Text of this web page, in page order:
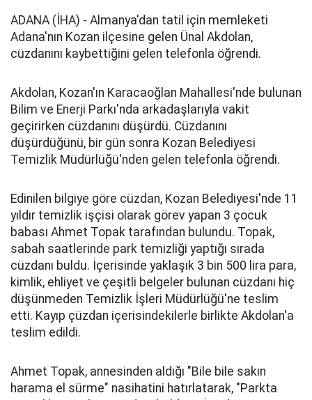
ADANA (İHA) - Almanya'dan tatil için memleketi
Adana'nın Kozan ilçesine gelen Ünal Akdolan,
cüzdanını kaybettiğini gelen telefonla öğrendi.
Akdolan, Kozan'ın Karacaoğlan Mahallesi'nde bulunan
Bilim ve Enerji Parkı'nda arkadaşlarıyla vakit
geçirirken cüzdanını düşürdü. Cüzdanını
düşürdüğünü, bir gün sonra Kozan Belediyesi
Temizlik Müdürlüğü'nden gelen telefonla öğrendi.
Edinilen bilgiye göre cüzdan, Kozan Belediyesi'nde 11
yıldır temizlik işçisi olarak görev yapan 3 çocuk
babası Ahmet Topak tarafından bulundu. Topak,
sabah saatlerinde park temizliği yaptığı sırada
cüzdanı buldu. İçerisinde yaklaşık 3 bin 500 lira para,
kimlik, ehliyet ve çeşitli belgeler bulunan cüzdanı hiç
düşünmeden Temizlik İşleri Müdürlüğü'ne teslim
etti. Kayıp çüzdan içerisindekilerle birlikte Akdolan'a
teslim edildi.
Ahmet Topak, annesinden aldığı "Bile bile sakın
harama el sürme" nasihatini hatırlatarak, "Parkta